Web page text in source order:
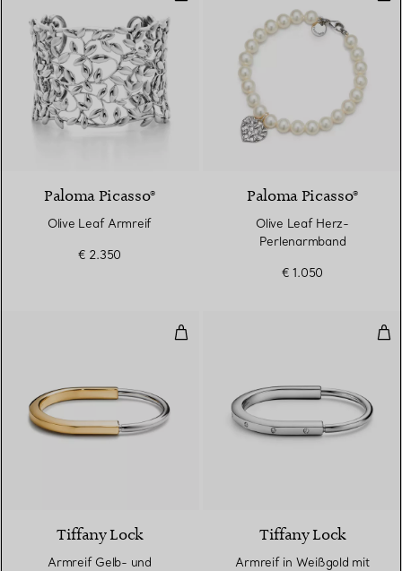
Paloma Picasso®
Olive Leaf Armreif
€ 2.350
Paloma Picasso®
Olive Leaf Herz-
Perlenarmband
€ 1.050
Armreif Gelb- und Weißgold
Tiffany Lock
Armreif Gelb- und
Tiffany Lock
Armreif in Weißgold mit